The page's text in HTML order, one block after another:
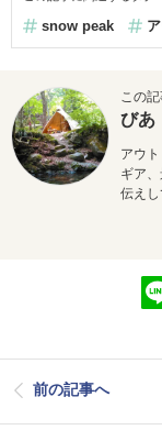
snow peak
この
びあ
アウ
ギア
伝えし
前の記事へ